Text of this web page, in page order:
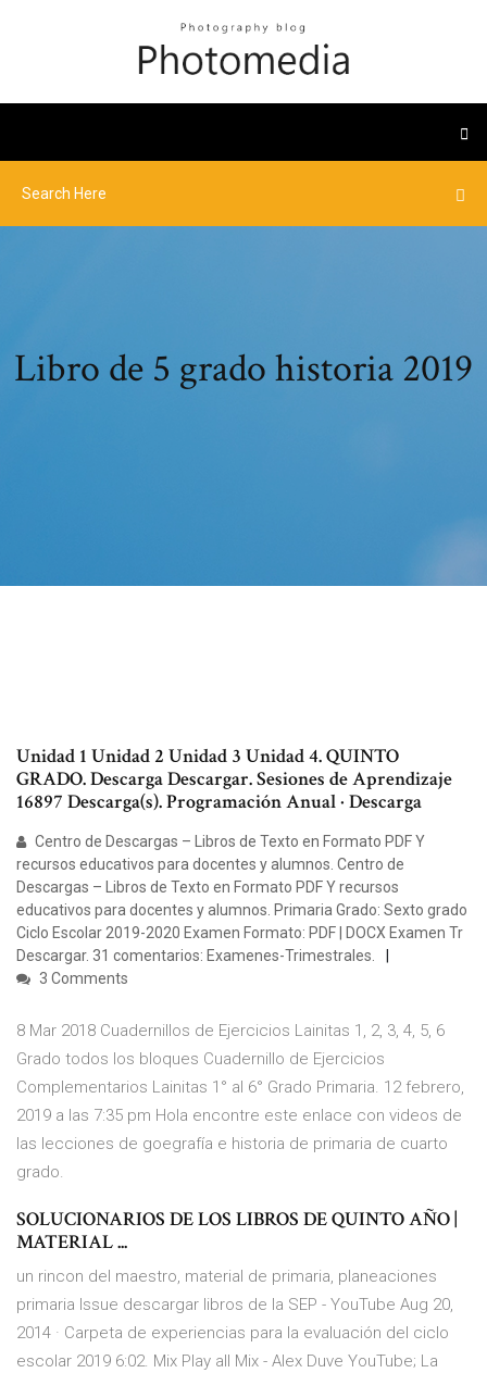
Libro de 5 grado historia 2019
Unidad 1 Unidad 2 Unidad 3 Unidad 4. QUINTO
GRADO. Descarga Descargar. Sesiones de Aprendizaje
16897 Descarga(s). Programación Anual · Descarga
Centro de Descargas – Libros de Texto en Formato PDF Y
recursos educativos para docentes y alumnos. Centro de
Descargas – Libros de Texto en Formato PDF Y recursos
educativos para docentes y alumnos. Primaria Grado: Sexto grado
Ciclo Escolar 2019-2020 Examen Formato: PDF | DOCX Examen Tr
Descargar. 31 comentarios: Examenes-Trimestrales.
3 Comments
8 Mar 2018 Cuadernillos de Ejercicios Lainitas 1, 2, 3, 4, 5, 6
Grado todos los bloques Cuadernillo de Ejercicios
Complementarios Lainitas 1° al 6° Grado Primaria. 12 febrero,
2019 a las 7:35 pm Hola encontre este enlace con videos de
las lecciones de goegrafía e historia de primaria de cuarto
grado.
SOLUCIONARIOS DE LOS LIBROS DE QUINTO AÑO |
MATERIAL ...
un rincon del maestro, material de primaria, planeaciones
primaria Issue descargar libros de la SEP - YouTube Aug 20,
2014 · Carpeta de experiencias para la evaluación del ciclo
escolar 2019 6:02. Mix Play all Mix - Alex Duve YouTube; La